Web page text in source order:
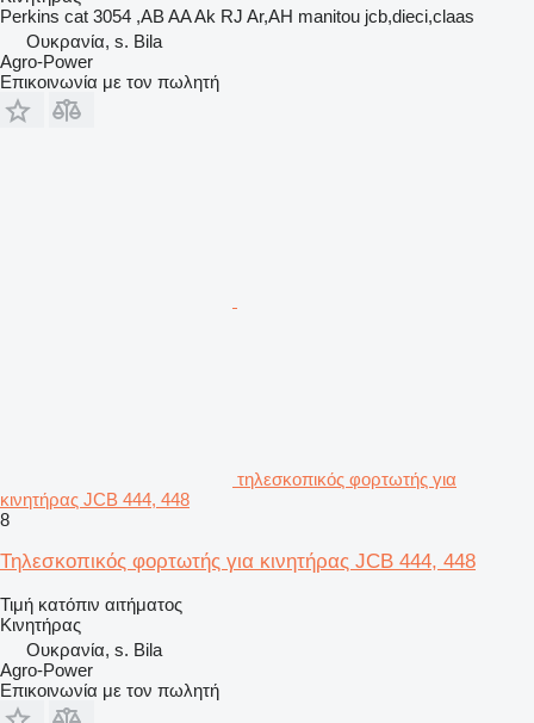
Perkins cat 3054 ,AB AA Ak RJ Ar,AH manitou jcb,dieci,claas
Ουκρανία, s. Bila
Agro-Power
Επικοινωνία με τον πωλητή
τηλεσκοπικός φορτωτής για
κινητήρας JCB 444, 448
8
Τηλεσκοπικός φορτωτής για κινητήρας JCB 444, 448
Τιμή κατόπιν αιτήματος
Κινητήρας
Ουκρανία, s. Bila
Agro-Power
Επικοινωνία με τον πωλητή